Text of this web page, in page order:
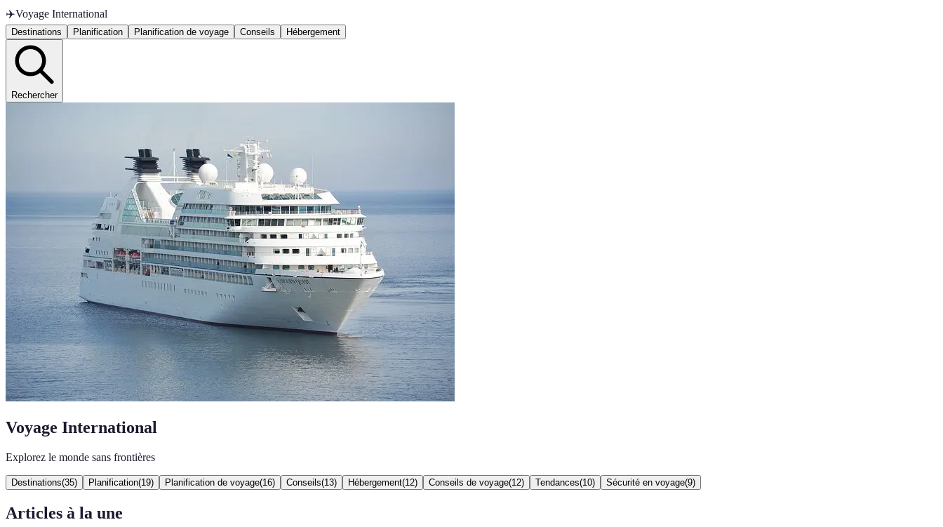
✈️Voyage International
Destinations Planification Planification de voyage Conseils Hébergement
Rechercher
Voyage International
Explorez le monde sans frontières
Destinations(35) Planification(19) Planification de voyage(16) Conseils(13) Hébergement(12) Conseils de voyage(12) Tendances(10) Sécurité en voyage(9)
Articles à la une